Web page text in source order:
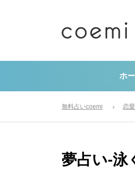
ホ
無料占いcoemi 恋
夢占い-泳